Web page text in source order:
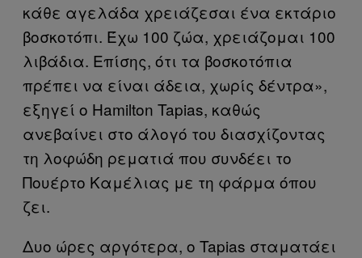
κάθε αγελάδα χρειάζεσαι ένα εκτάριο
βοσκοτόπι. Έχω 100 ζώα, χρειάζομαι 100
λιβάδια. Επίσης, ότι τα βοσκοτόπια
πρέπει να είναι άδεια, χωρίς δέντρα»,
εξηγεί ο Hamilton Tapias, καθώς
ανεβαίνει στο άλογό του διασχίζοντας
τη λοφώδη ρεματιά που συνδέει το
Πουέρτο Καμέλιας με τη φάρμα όπου
ζει.
Δυο ώρες αργότερα, ο Tapias σταματάει